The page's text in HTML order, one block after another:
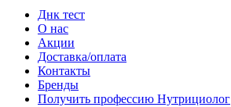
Днк тест
О нас
Акции
Доставка/оплата
Контакты
Бренды
Получить профессию Нутрициолог